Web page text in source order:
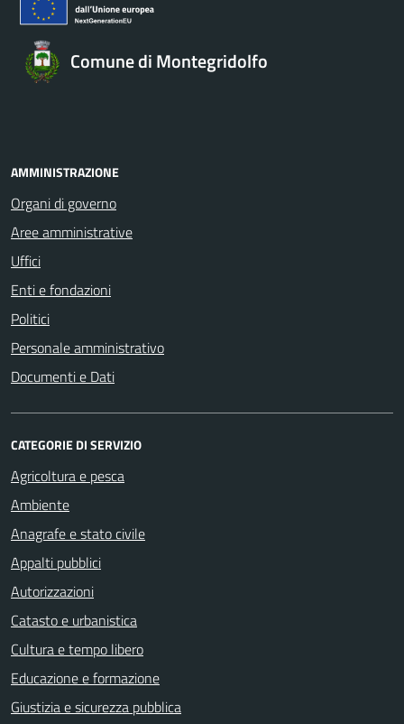
Comune di Montegridolfo
AMMINISTRAZIONE
Organi di governo
Aree amministrative
Uffici
Enti e fondazioni
Politici
Personale amministrativo
Documenti e Dati
CATEGORIE DI SERVIZIO
Agricoltura e pesca
Ambiente
Anagrafe e stato civile
Appalti pubblici
Autorizzazioni
Catasto e urbanistica
Cultura e tempo libero
Educazione e formazione
Giustizia e sicurezza pubblica